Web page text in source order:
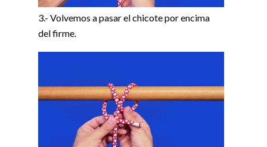
3.- Volvemos a pasar el chicote por encima
del firme.